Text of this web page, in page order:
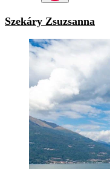
Szekáry Zsuzsanna